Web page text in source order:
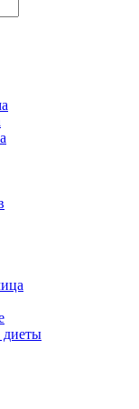
диеты